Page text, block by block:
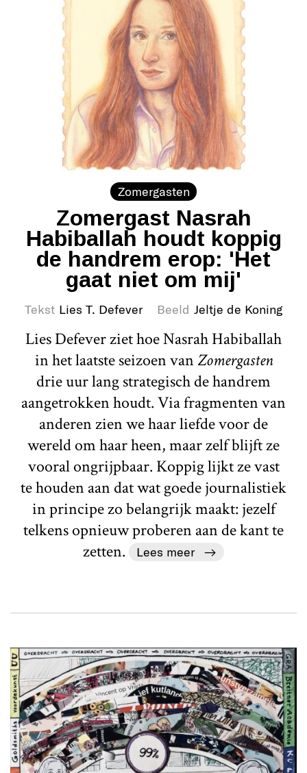
Zomergasten
Zomergast Nasrah
Habiballah houdt koppig
de handrem erop: 'Het
gaat niet om mij'
Tekst Lies T. Defever Beeld Jeltje de Koning
Lies Defever ziet hoe Nasrah Habiballah
in het laatste seizoen vanZomergasten
drie uur lang strategisch de handrem
aangetrokken houdt. Via fragmenten van
anderen zien we haar liefde voor de
wereld om haar heen, maar zelf blijft ze
vooral ongrijpbaar. Koppig lijkt ze vast
te houden aan dat wat goede journalistiek
in principe zo belangrijk maakt: jezelf
telkens opnieuw proberen aan de kant te
zetten.
Lees meer